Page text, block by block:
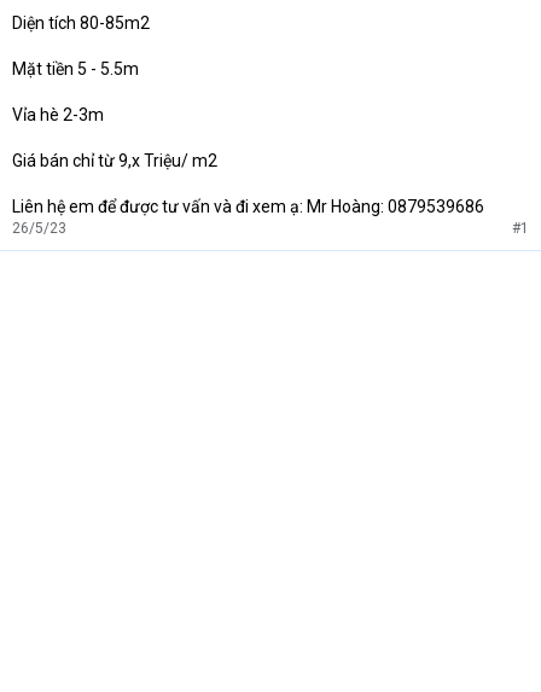
Diện tích 80-85m2
Mặt tiền 5 - 5.5m
Vỉa hè 2-3m
Giá bán chỉ từ 9,x Triệu/ m2
Liên hệ em để được tư vấn và đi xem ạ: Mr Hoàng: 0879539686
26/5/23 #1